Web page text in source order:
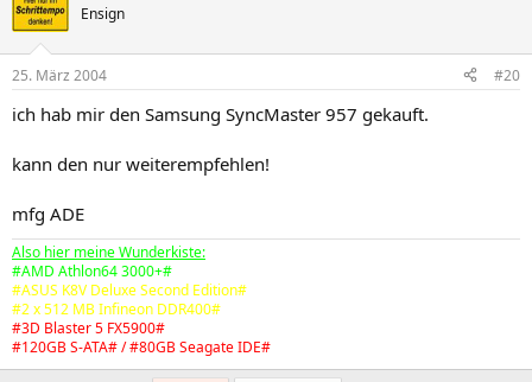
Ensign
25. März 2004 #20
ich hab mir den Samsung SyncMaster 957 gekauft.
kann den nur weiterempfehlen!
mfg ADE
Also hier meine Wunderkiste:
#AMD Athlon64 3000+#
#ASUS K8V Deluxe Second Edition#
#2 x 512 MB Infineon DDR400#
#3D Blaster 5 FX5900#
#120GB S-ATA# / #80GB Seagate IDE#